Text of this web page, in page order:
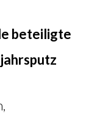
beteiligte